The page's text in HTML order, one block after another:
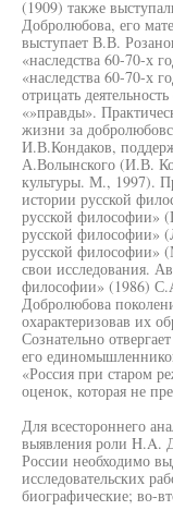
(1909) также
Добролюбова, его
выступает В.В.
«наследства 60-70-х
«наследства 60-70-х
отрицать
«»правды».
жизни за
И.В.Кондаков,
А.Волынского (И.В.
культуры. М., 1997).
истории русской
русской философии»
русской философии»
русской философии»
свои исследования.
философии» (1986)
Добролюбова
охарактеризовав их
Сознательно
его
«Россия при старом
оценок, которая не
Для всестороннего
выявления роли H.A.
России необходимо
исследовательских
биографические; во-